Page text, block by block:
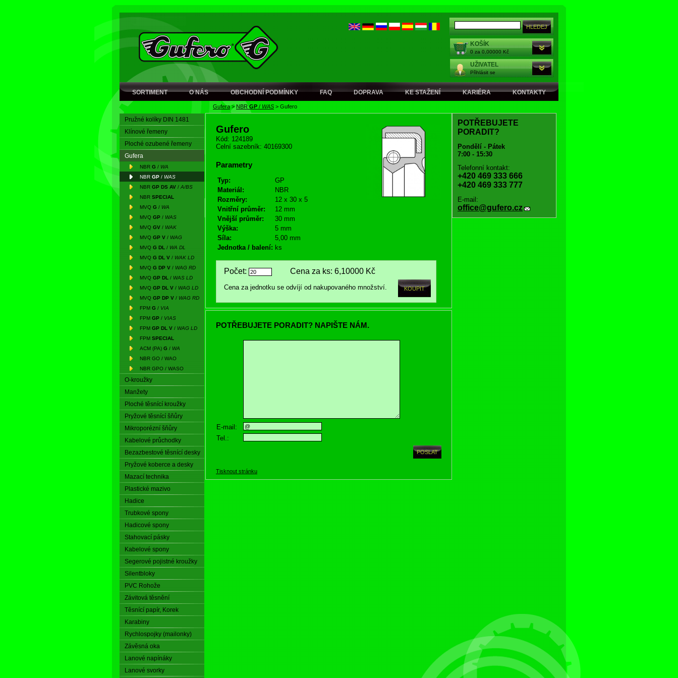
KOŠÍK
0 za 0,00000 Kč
UŽIVATEL
Přihlásit se
SORTIMENT O NÁS OBCHODNÍ PODMÍNKY FAQ DOPRAVA KE STAŽENÍ KARIÉRA KONTAKTY
Gufera> NBRGP / WAS > Gufero
Pružné kolíky DIN 1481
Klínové řemeny
Ploché ozubené řemeny
Gufera
NBR G / WA
NBR GP / WAS
NBR GP DS AV / A/BS
NBR SPECIAL
MVQ G / WA
MVQ GP / WAS
MVQ GV / WAK
MVQ GP V / WAG
MVQ G DL / WA DL
MVQ G DL V / WAK LD
MVQ G DP V / WAG RD
MVQ GP DL / WAS LD
MVQ GP DL V / WAG LD
MVQ GP DP V / WAG RD
FPM G / VIA
FPM GP / VIAS
FPM GP DL V / WAG LD
FPM SPECIAL
ACM (PA) G / WA
NBR GO / WAO
NBR GPO / WASO
O-kroužky
Manžety
Ploché těsnící kroužky
Pryžové těsnící šňůry
Mikroporézní šňůry
Kabelové průchodky
Bezazbestové těsnící desky
Pryžové koberce a desky
Mazací technika
Plastické mazivo
Hadice
Trubkové spony
Hadicové spony
Stahovací pásky
Kabelové spony
Segerové pojistné kroužky
Silentbloky
PVC Rohože
Závitová těsnění
Těsnící papír, Korek
Karabiny
Rychlospojky (mailonky)
Závěsná oka
Lanové napínáky
Lanové svorky
Gufero
Kód: 124189
Celní sazebník: 40169300
Parametry
Typ:
GP
Materiál:
NBR
Rozměry:
12 x 30 x 5
Vnitřní průměr:
12 mm
Vnější průměr:
30 mm
Výška:
5 mm
Síla:
5,00 mm
Jednotka / balení: ks
Počet: Cena za ks: 6,10000 Kč
Cena za jednotku se odvíjí od nakupovaného množství.
POTŘEBUJETE PORADIT? NAPIŠTE NÁM.
E-mail:
Tel.:
Tisknout stránku
POTŘEBUJETE
PORADIT?
Pondělí - Pátek
7:00 - 15:30
Telefonní kontakt:
+420 469 333 666
+420 469 333 777
E-mail:
office@gufero.cz